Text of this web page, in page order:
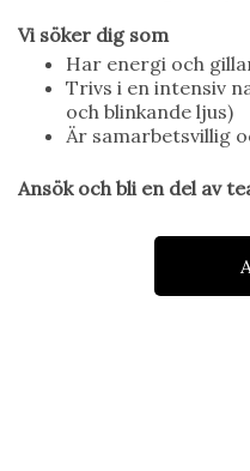
Vi söker dig som
Har energi och
Trivs i en intensiv
och blinkande ljus)
Är samarbetsvillig
Ansök och bli en del av